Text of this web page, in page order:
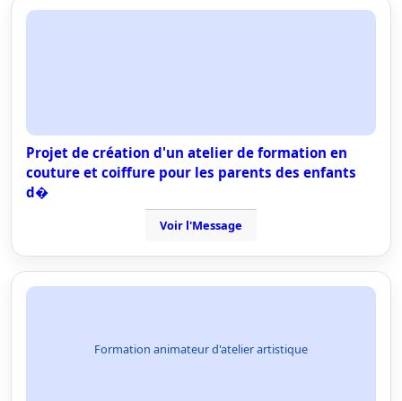
Projet de création d'un atelier de formation en
couture et coiffure pour les parents des enfants
d�
Voir l'Message
Formation animateur d'atelier artistique